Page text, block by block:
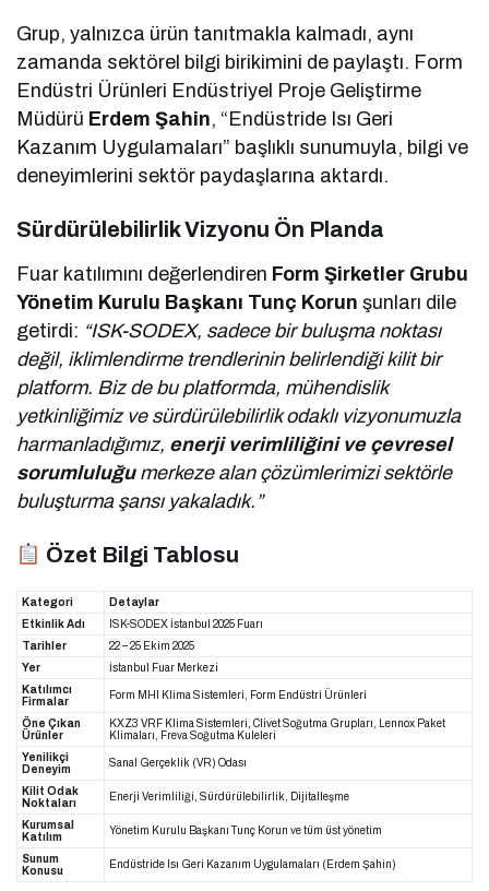
Grup, yalnızca ürün tanıtmakla kalmadı, aynı
zamanda sektörel bilgi birikimini de paylaştı. Form
Endüstri Ürünleri Endüstriyel Proje Geliştirme
Müdürü Erdem Şahin, “Endüstride Isı Geri
Kazanım Uygulamaları” başlıklı sunumuyla, bilgi ve
deneyimlerini sektör paydaşlarına aktardı.
Sürdürülebilirlik Vizyonu Ön Planda
Fuar katılımını değerlendiren Form Şirketler Grubu
Yönetim Kurulu Başkanı Tunç Korun şunları dile
getirdi: “ISK-SODEX, sadece bir buluşma noktası
değil, iklimlendirme trendlerinin belirlendiği kilit bir
platform. Biz de bu platformda, mühendislik
yetkinliğimiz ve sürdürülebilirlik odaklı vizyonumuzla
harmanladığımız, enerji verimliliğini ve çevresel
sorumluluğumerkeze alan çözümlerimizi sektörle
buluşturma şansı yakaladık.”
Özet Bilgi Tablosu
Kategori
Detaylar
Etkinlik Adı
ISK-SODEX İstanbul 2025 Fuarı
Tarihler
22 – 25 Ekim 2025
Yer
İstanbul Fuar Merkezi
Katılımcı
Firmalar
Form MHI Klima Sistemleri, Form Endüstri Ürünleri
Öne Çıkan
Ürünler
KXZ3 VRF Klima Sistemleri, Clivet Soğutma Grupları, Lennox Paket
Klimaları, Freva Soğutma Kuleleri
Yenilikçi
Deneyim
Sanal Gerçeklik (VR) Odası
Kilit Odak
Noktaları
Enerji Verimliliği, Sürdürülebilirlik, Dijitalleşme
Kurumsal
Katılım
Yönetim Kurulu Başkanı Tunç Korun ve tüm üst yönetim
Sunum
Konusu
Endüstride Isı Geri Kazanım Uygulamaları (Erdem Şahin)